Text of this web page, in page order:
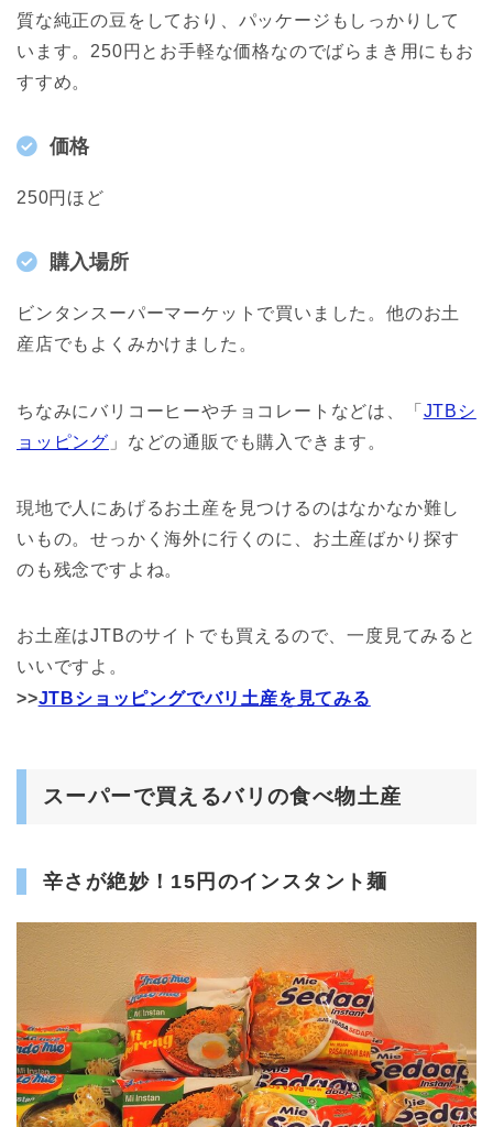
質な純正の豆をしており、パッケージもしっかりして
います。250円とお手軽な価格なのでばらまき用にもお
すすめ。
価格
250円ほど
購入場所
ビンタンスーパーマーケットで買いました。他のお土
産店でもよくみかけました。
ちなみにバリコーヒーやチョコレートなどは、「 JTBシ
ョッピング 」などの通販でも購入できます。
現地で人にあげるお土産を見つけるのはなかなか難し
いもの。せっかく海外に行くのに、お土産ばかり探す
のも残念ですよね。
お土産はJTBのサイトでも買えるので、一度見てみると
いいですよ。
>>JTBショッピングでバリ土産を見てみる
スーパーで買えるバリの食べ物土産
辛さが絶妙！15円のインスタント麺